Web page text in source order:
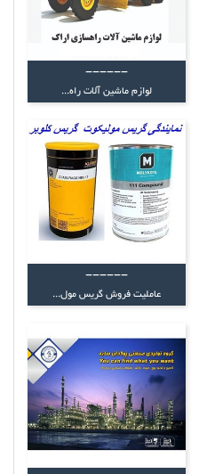
------
لوازم ماشین آلات راه...
------
عاملیت فروش گریس مول...